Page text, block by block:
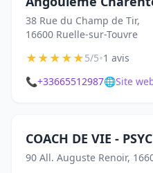
38 Rue du Champ de Tir,
16600 Ruelle-sur-Touvre
★★★★★5/5•1 avis
📞+33665512987🌐Site
COACH DE VIE -
90 All. Auguste Renoir,